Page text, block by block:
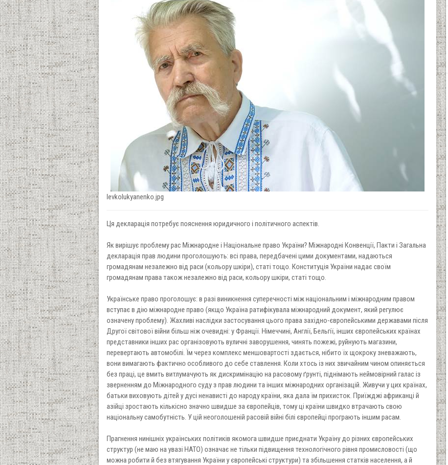
levkolukyanenko.jpg
Ця декларація потребує пояснення юридичного і політичного аспектів.
Як вирішує проблему рас Міжнародне і Національне право України? Міжнародні Конвенції, Пакти і Загальна
декларація прав людини проголошують: всі права, передбачені цими документами, надаються
громадянам незалежно від раси (кольору шкіри), статі тощо. Конституція України надає своїм
громадянам права також незалежно від раси, кольору шкіри, статі тощо.
Українське право проголошує: в разі виникнення суперечності між національним і міжнародним правом
вступає в дію міжнародне право (якщо Україна ратифікувала міжнародний документ, який регулює
означену проблему). Жахливі наслідки застосування цього права західно-європейськими державами після
Другої світової війни більш ніж очевидні: у Франції. Німеччині, Англії, Бельгії, інших європейських країнах
представники інших рас організовують вуличні заворушення, чинять пожежі, руйнують магазини,
перевертають автомобілі. Їм через комплекс меншовартості здається, нібито їх щокроку зневажають,
вони вимагають фактично особливого до себе ставлення. Коли хтось із них звичайним чином опиняється
без праці, це вмить витлумачують як дискримінацію на расовому ґрунті, піднімають неймовірний галас із
зверненням до Міжнародного суду з прав людини та інших міжнародних організацій. Живучи у цих країнах,
батьки виховують дітей у дусі ненависті до народу країни, яка дала їм прихисток. Приїжджі африканці й
азійці зростають кількісно значно швидше за європейців, тому ці країни швидко втрачають свою
національну самобутність. У цій неоголошеній расовій війні білі європейці програють іншим расам.
Прагнення нинішніх українських політиків якомога швидше приєднати Україну до різних європейських
структур (не маю на увазі НАТО) означає не тільки підвищення технологічного рівня промисловості (що
можна робити й без втягування України у європейські структури) та збільшення статків населення, а й